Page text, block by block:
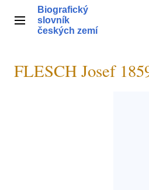
obsahHlavní menu
Biografický
slovník
českých zemí
FLESCH Josef